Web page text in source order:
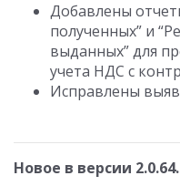
Добавлены
полученных” и
выданных” для
учета НДС с
Исправлены
Новое в версии